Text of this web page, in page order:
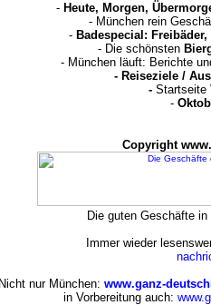
- Heute, Morgen,
- München rein
- Badespecial:
- Die schönsten
- München läuft: Berichte
- Reiseziele /
- Startseite
-
Copyright
Die guten Geschäfte
Immer wieder
Nicht nur München: www.ganz-
in Vorbereitung auch: